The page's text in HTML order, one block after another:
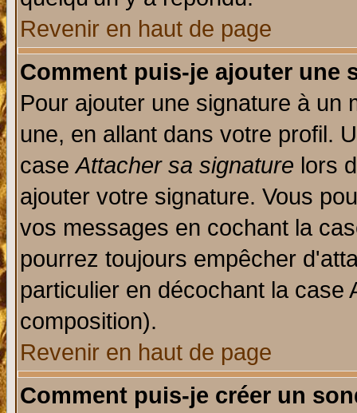
Revenir en haut de page
Comment puis-je ajouter une
Pour ajouter une signature à un
une, en allant dans votre profil.
caseAttacher sa signature lors
ajouter votre signature. Vous
vos messages en cochant la
pourrez toujours empêcher
particulier en décochant la
composition).
Revenir en haut de page
Comment puis-je créer un